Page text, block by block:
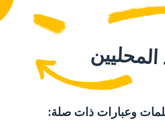
وعبارات ذات صلة: